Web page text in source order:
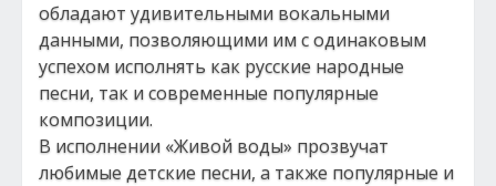
обладают удивительными вокальными
данными, позволяющими им с одинаковым
успехом исполнять как русские народные
песни, так и современные популярные
композиции.
В исполнении «Живой воды» прозвучат
любимые детские песни, а также популярные и